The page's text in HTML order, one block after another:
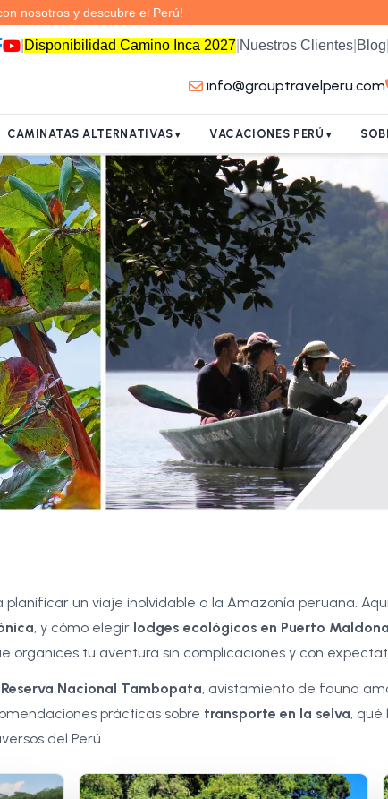
nosotros y descubre el Perú!
Disponibilidad Camino Inca 2027 Nuestros Clientes Blog
info@grouptravelperu.com
CAMINATAS ALTERNATIVAS VACACIONES PERÚ
un viaje inolvidable a la Amazonía peruana.
, y cómo elegir lodges ecológicos en Puerto
tu aventura sin complicaciones y con
Reserva Nacional Tambopata, avistamiento de fauna
prácticas sobre transporte en la selva, qué
del Perú